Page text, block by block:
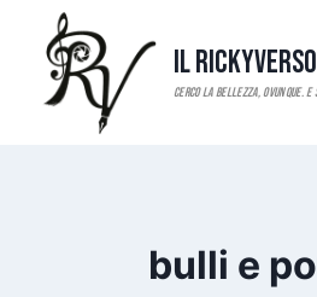
contenuto
Il RickyVerso
bulli e